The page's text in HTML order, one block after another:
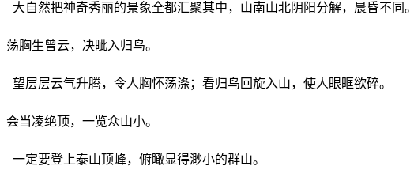
大自然把神奇秀丽的景象全都汇聚其中，山南山北阴阳分解，晨昏不同。
荡胸生曾云，决眦入归鸟。
望层层云气升腾，令人胸怀荡涤；看归鸟回旋入山，使人眼眶欲碎。
会当凌绝顶，一览众山小。
一定要登上泰山顶峰，俯瞰显得渺小的群山。